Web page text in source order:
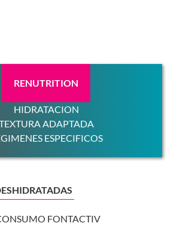
RENUTRITION
HIDRATACION
ADAPTADA
ESPECIFICOS
FONTACTIV